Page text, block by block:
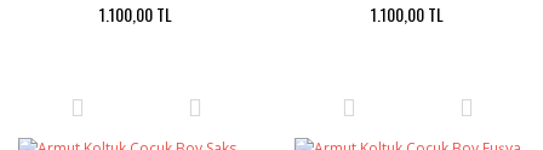
1.100,00 TL 1.100,00 TL